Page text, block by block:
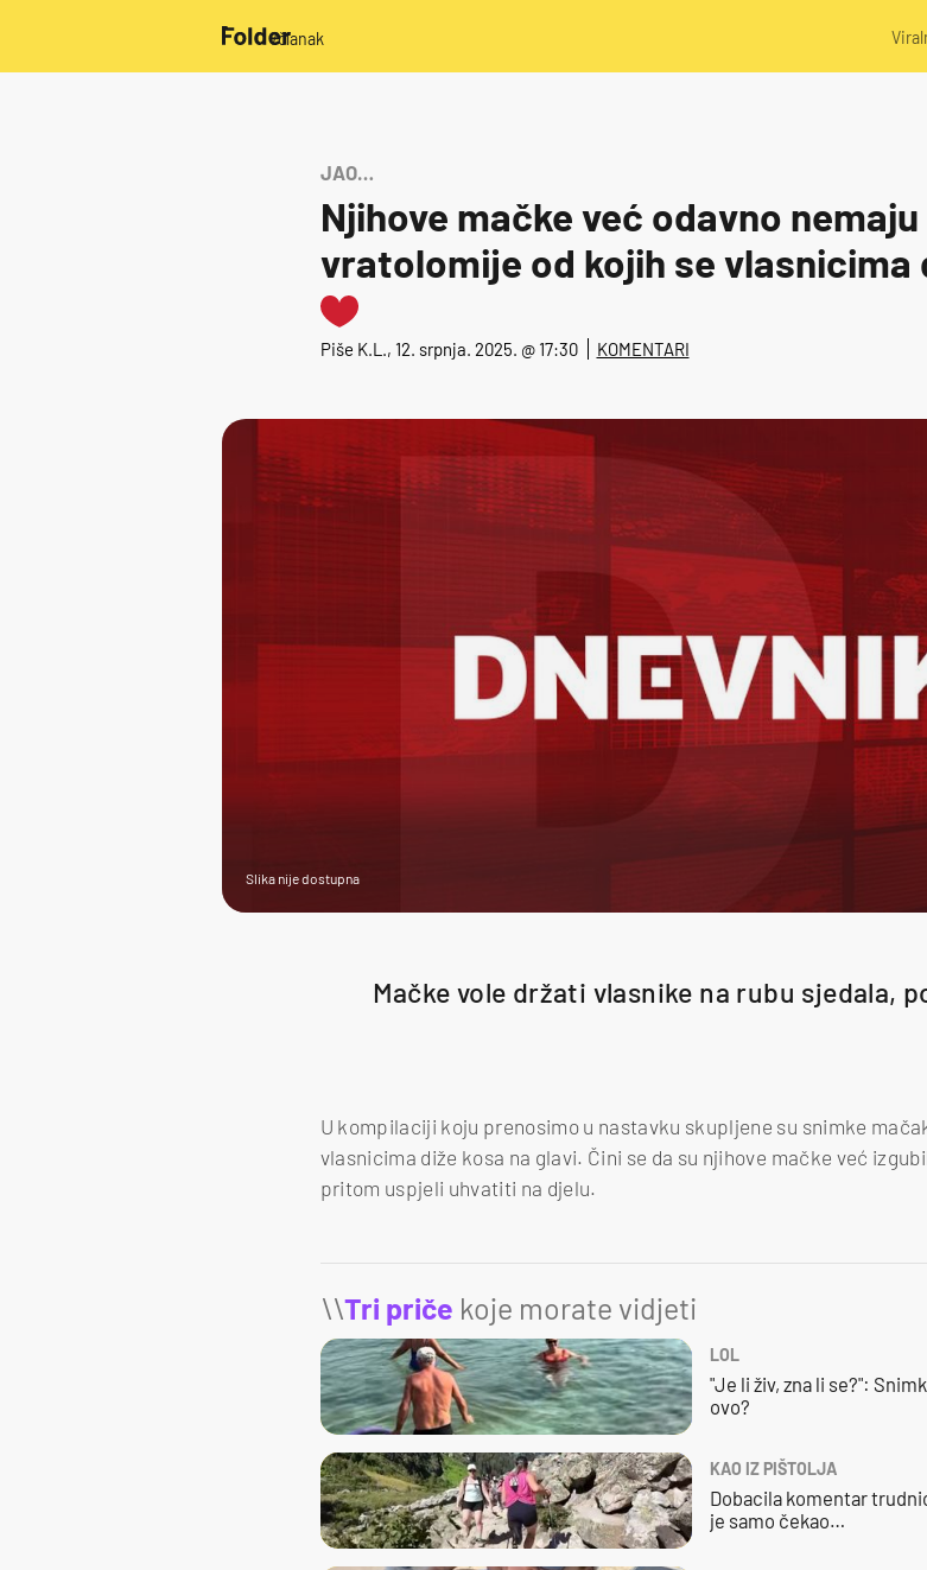
/članak
JAO…
Njihove mačke već odavno
vratolomije od kojih se vlasnicima
Piše K.L., 12. srpnja. 2025. @ 17:30 KOMENTARI
Slika nije dostupna
Mačke vole držati vlasnike na rubu sjedala,
U kompilaciji koju prenosimo u nastavku skupljene su snimke
vlasnicima diže kosa na glavi. Čini se da su njihove mačke već
pritom uspjeli uhvatiti na djelu.
\\Tri priče koje morate vidjeti
LOL
"Je li živ, zna li se?":
ovo?
KAO IZ PIŠTOLJA
Dobacila komentar
je samo čekao…